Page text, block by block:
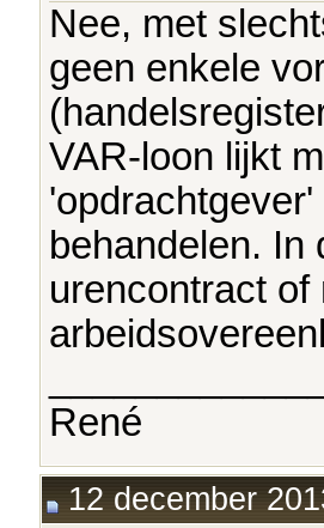
Nee, met
geen enkele
VAR-loon lijkt
behandelen. In
urencontract of
René
12 december